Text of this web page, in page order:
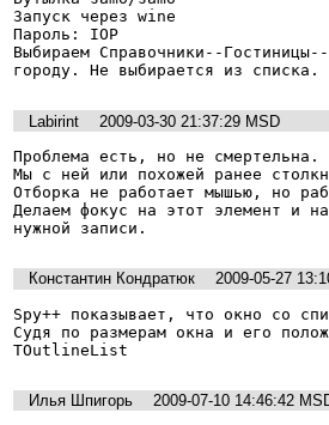
Запуск через wine
Пароль: IOP
Выбираем Справочники--
городу. Не выбирается из списка.
Labirint
2009-03-30 21:37:29 MSD
Проблема есть, но не смертельна.
Мы с ней или похожей ранее
Отборка не работает мышью, но
Делаем фокус на этот элемент и
нужной записи.
Константин Кондратюк
2009-05-27
Spy++ показывает, что окно со
Судя по размерам окна и его
TOutlineList
Илья Шпигорь
2009-07-10 14:46:42